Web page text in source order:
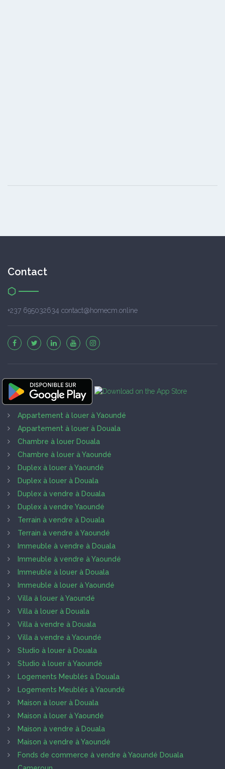
Contact
+237 695032634 contact@homecm.online
Appartement à louer à Yaoundé
Appartement à louer à Douala
Chambre à louer Douala
Chambre à louer à Yaoundé
Duplex à louer à Yaoundé
Duplex à louer à Douala
Duplex à vendre à Douala
Duplex à vendre Yaoundé
Terrain à vendre à Douala
Terrain à vendre à Yaoundé
Immeuble à vendre à Douala
Immeuble à vendre à Yaoundé
Immeuble à louer à Douala
Immeuble à louer à Yaoundé
Villa à louer à Yaoundé
Villa à louer à Douala
Villa à vendre à Douala
Villa à vendre à Yaoundé
Studio à louer à Douala
Studio à louer à Yaoundé
Logements Meublés à Douala
Logements Meublés à Yaoundé
Maison à louer à Douala
Maison à louer à Yaoundé
Maison à vendre à Douala
Maison à vendre à Yaoundé
Fonds de commerce à vendre à Yaoundé Douala